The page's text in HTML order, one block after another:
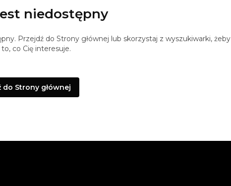
niedostępny
Przejdź do Strony głównej lub skorzystaj z wyszukiwarki, żeby
co Cię interesuje.
do Strony głównej